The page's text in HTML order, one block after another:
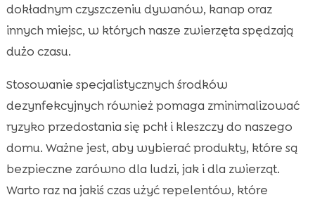
dokładnym czyszczeniu dywanów, kanap oraz
innych miejsc, w których nasze zwierzęta spędzają
dużo czasu.
Stosowanie specjalistycznych środków
dezynfekcyjnych również pomaga zminimalizować
ryzyko przedostania się pchł i kleszczy do naszego
domu. Ważne jest, aby wybierać produkty, które są
bezpieczne zarówno dla ludzi, jak i dla zwierząt.
Warto raz na jakiś czas użyć repelentów, które